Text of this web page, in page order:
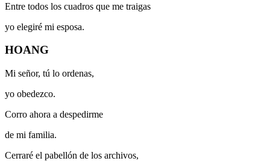
Entre todos los cuadros que me traigas
yo elegiré mi esposa.
HOANG
Mi señor, tú lo ordenas,
yo obedezco.
Corro ahora a despedirme
de mi familia.
Cerraré el pabellón de los archivos,